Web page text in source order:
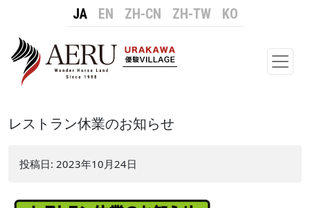
JA EN ZH-CN ZH-TW KO
メイ
レストラン休業のお知らせ
投稿日: 2023年10月24日